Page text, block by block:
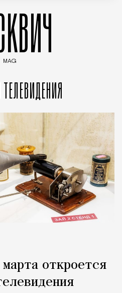
MAG
откроется